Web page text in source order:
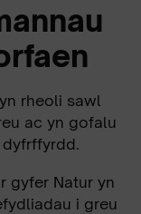
rheoli sawl
ac yn gofalu
dyfrffyrdd.
gyfer Natur yn
i greu